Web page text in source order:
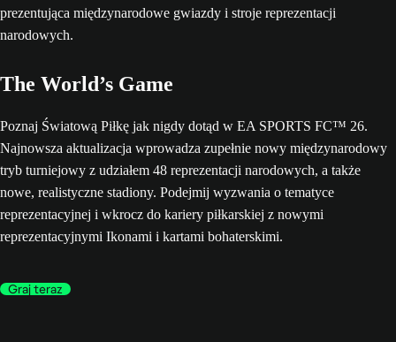
The World’s Game
Poznaj Światową Piłkę jak nigdy dotąd w EA SPORTS FC™ 26.
Najnowsza aktualizacja wprowadza zupełnie nowy międzynarodowy
tryb turniejowy z udziałem 48 reprezentacji narodowych, a także
nowe, realistyczne stadiony. Podejmij wyzwania o tematyce
reprezentacyjnej i wkrocz do kariery piłkarskiej z nowymi
reprezentacyjnymi Ikonami i kartami bohaterskimi.
Graj teraz